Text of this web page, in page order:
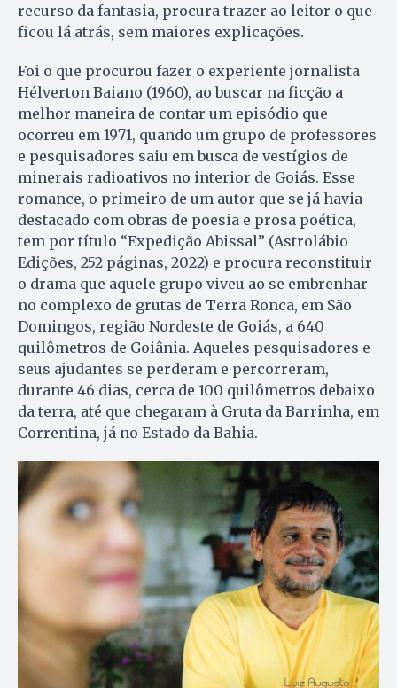
recurso da fantasia, procura trazer ao leitor o que
ficou lá atrás, sem maiores explicações.
Foi o que procurou fazer o experiente jornalista
Hélverton Baiano (1960), ao buscar na ficção a
melhor maneira de contar um episódio que
ocorreu em 1971, quando um grupo de professores
e pesquisadores saiu em busca de vestígios de
minerais radioativos no interior de Goiás. Esse
romance, o primeiro de um autor que se já havia
destacado com obras de poesia e prosa poética,
tem por título “Expedição Abissal” (Astrolábio
Edições, 252 páginas, 2022) e procura reconstituir
o drama que aquele grupo viveu ao se embrenhar
no complexo de grutas de Terra Ronca, em São
Domingos, região Nordeste de Goiás, a 640
quilômetros de Goiânia. Aqueles pesquisadores e
seus ajudantes se perderam e percorreram,
durante 46 dias, cerca de 100 quilômetros debaixo
da terra, até que chegaram à Gruta da Barrinha, em
Correntina, já no Estado da Bahia.